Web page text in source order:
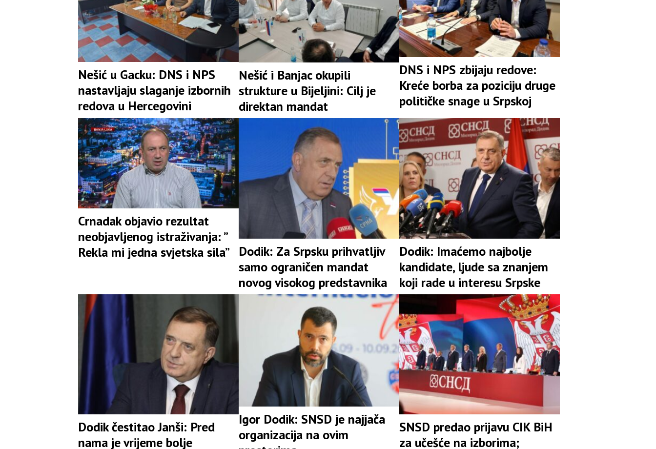
Nešić u Gacku: DNS i NPS
nastavljaju slaganje izbornih
redova u Hercegovini
Nešić i Banjac okupili
strukture u Bijeljini: Cilj je
direktan mandat
DNS i NPS zbijaju redove:
Kreće borba za poziciju druge
političke snage u Srpskoj
Crnadak objavio rezultat
neobjavljenog istraživanja: ”
Rekla mi jedna svjetska sila”
Dodik: Za Srpsku prihvatljiv
samo ograničen mandat
novog visokog predstavnika
Dodik: Imaćemo najbolje
kandidate, ljude sa znanjem
koji rade u interesu Srpske
Dodik čestitao Janši: Pred
nama je vrijeme bolje
Igor Dodik: SNSD je najjača
organizacija na ovim
SNSD predao prijavu CIK BiH
za učešće na izborima;